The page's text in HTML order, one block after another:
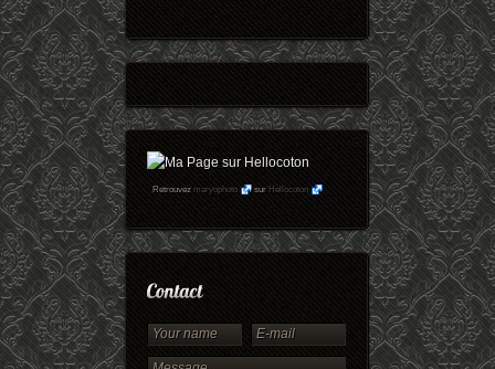
Retrouvezmaryophoto surHellocoton